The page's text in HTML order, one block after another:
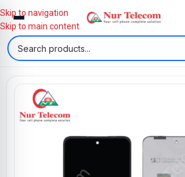
Skip to navigation
Skip to main content